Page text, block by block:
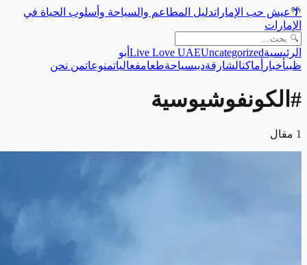
🌴عيش حب الإماراتدليل المطاعم والسياحة وأسلوب الحياة في
الإمارات
الرئيسية Live Love UAEUncategorized
أبو
ظبيأخبار أماكنالشارقةدبيسياحةطعامفعالياتمنوعاتمن نحن
# الكونفوشيوسية
1 مقال